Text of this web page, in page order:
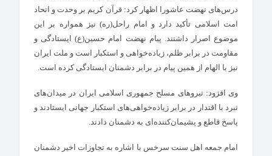
درس‌های نهضت عاشورا اظهار کرد: قرآن کریم بر وحدت و اتحاد
امت اسلامی تأکید دارد و امام راحل(ره) نیز همواره بر این
موضوع اصرار داشتند. پیام نهضت امام حسین(ع) ایستادگی و
مقاومت در برابر ظلم، زیاده‌خواهی و استکبار است و ملت ایران
نیز با الهام از همین پیام در برابر دشمنان ایستادگی کرده است.
وی افزود: نیروهای مسلح جمهوری اسلامی ایران در میدان‌های
نبرد با اقتدار در برابر زیاده‌خواهی‌های استکبار جهانی ایستادند و
پاسخ قاطع و پشیمان‌کننده‌ای به دشمنان دادند.
امام جمعه اهل سنت سرخس با اشاره به تجاوزات اخیر دشمنان